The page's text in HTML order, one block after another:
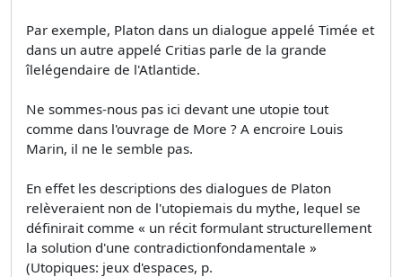
Par exemple, Platon dans un dialogue appelé Timée et
dans un autre appelé Critias parle de la grande
îlelégendaire de l'Atlantide.
Ne sommes-nous pas ici devant une utopie tout
comme dans l'ouvrage de More ? A encroire Louis
Marin, il ne le semble pas.
En effet les descriptions des dialogues de Platon
relèveraient non de l'utopiemais du mythe, lequel se
définirait comme « un récit formulant structurellement
la solution d'une contradictionfondamentale »
(Utopiques: jeux d'espaces, p.